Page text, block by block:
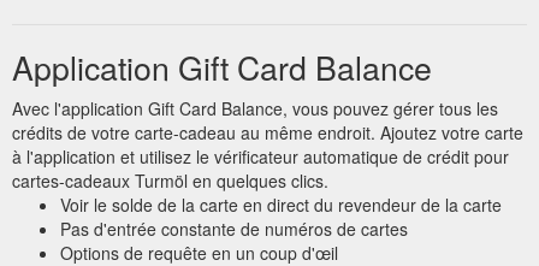
Application Gift Card Balance
Avec l'application Gift Card Balance, vous pouvez gérer tous les
crédits de votre carte-cadeau au même endroit. Ajoutez votre carte
à l'application et utilisez le vérificateur automatique de crédit pour
cartes-cadeaux Turmöl en quelques clics.
Voir le solde de la carte en direct du revendeur de la carte
Pas d'entrée constante de numéros de cartes
Options de requête en un coup d'œil